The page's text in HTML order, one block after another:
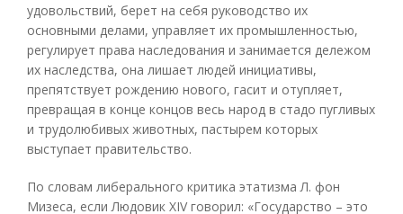
удовольствий, берет на себя руководство их
основными делами, управляет их промышленностью,
регулирует права наследования и занимается дележом
их наследства, она лишает людей инициативы,
препятствует рождению нового, гасит и отупляет,
превращая в конце концов весь народ в стадо пугливых
и трудолюбивых животных, пастырем которых
выступает правительство.
По словам либерального критика этатизма Л. фон
Мизеса, если Людовик XIV говорил: «Государство – это